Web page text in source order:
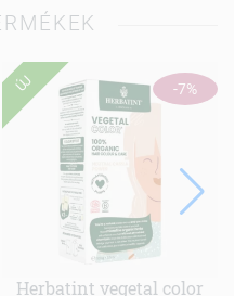
-7%
ÚJ
Herbatint vegetal color